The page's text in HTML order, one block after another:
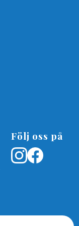
Följ oss på